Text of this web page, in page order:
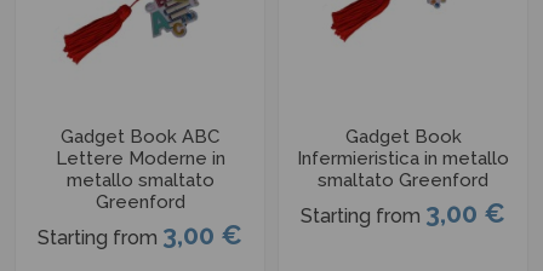
Gadget Book ABC
Lettere Moderne in
metallo smaltato
Greenford
Starting from 3,00 €
Gadget Book
Infermieristica in metallo
smaltato Greenford
Starting from 3,00 €